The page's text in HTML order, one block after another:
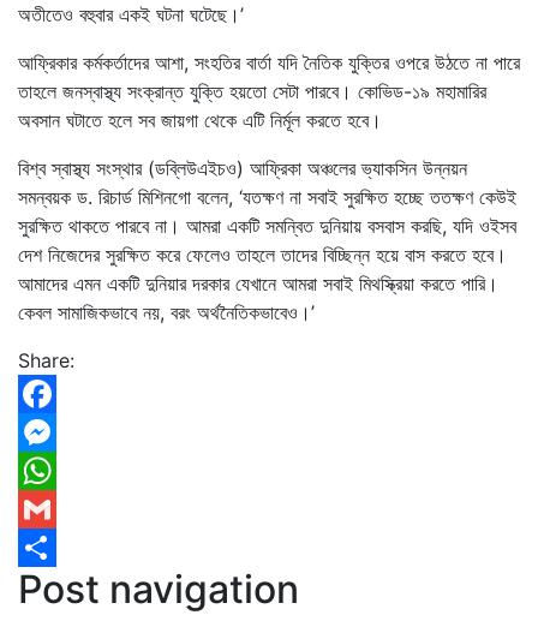
অতীতেও বহুবার একই ঘটনা ঘটেছে।’
আফ্রিকার কর্মকর্তাদের আশা, সংহতির বার্তা যদি নৈতিক যুক্তির ওপরে উঠতে না পারে
তাহলে জনস্বাস্থ্য সংক্রান্ত যুক্তি হয়তো সেটা পারবে। কোভিড-১৯ মহামারির
অবসান ঘটাতে হলে সব জায়গা থেকে এটি নির্মূল করতে হবে।
বিশ্ব স্বাস্থ্য সংস্থার (ডব্লিউএইচও) আফ্রিকা অঞ্চলের ভ্যাকসিন উন্নয়ন
সমন্বয়ক ড. রিচার্ড মিশিনগো বলেন, ‘যতক্ষণ না সবাই সুরক্ষিত হচ্ছে ততক্ষণ কেউই
সুরক্ষিত থাকতে পারবে না। আমরা একটি সমন্বিত দুনিয়ায় বসবাস করছি, যদি ওইসব
দেশ নিজেদের সুরক্ষিত করে ফেলেও তাহলে তাদের বিচ্ছিন্ন হয়ে বাস করতে হবে।
আমাদের এমন একটি দুনিয়ার দরকার যেখানে আমরা সবাই মিথস্ক্রিয়া করতে পারি।
কেবল সামাজিকভাবে নয়, বরং অর্থনৈতিকভাবেও।’
Share:
Facebook
Messenger
WhatsApp
Gmail
Share
Post navigation